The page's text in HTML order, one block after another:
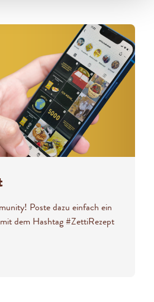
Poste dazu einfach ein
dem Hashtag #ZettiRezept